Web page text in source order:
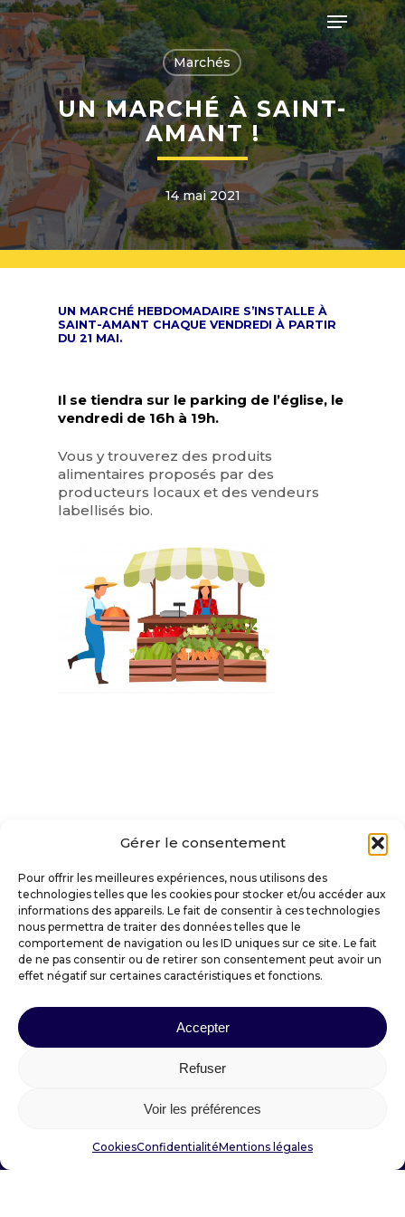
Gérer le consentement
Pour offrir les meilleures expériences, nous utilisons des
technologies telles que les cookies pour stocker et/ou accéder aux
informations des appareils. Le fait de consentir à ces technologies
nous permettra de traiter des données telles que le
comportement de navigation ou les ID uniques sur ce site. Le fait
de ne pas consentir ou de retirer son consentement peut avoir un
effet négatif sur certaines caractéristiques et fonctions.
Accepter
Refuser
Voir les préférences
CookiesConfidentialitéMentions légales
Skip
to
main
content
Menu
Marchés
UN MARCHÉ À SAINT-
AMANT !
14 mai 2021
UN MARCHÉ HEBDOMADAIRE S’INSTALLE À
SAINT-AMANT CHAQUE VENDREDI À PARTIR
DU 21 MAI.
Il se tiendra sur le parking de l’église, le
vendredi de 16h à 19h.
Vous y trouverez des produits
alimentaires proposés par des
producteurs locaux et des vendeurs
labellisés bio.
VILLE DE SAINT-AMANT-TALLENDE
Place Docteur Darteyre
mairie@saintamanttallende.fr
04 73 39 30 20
Suivez votre mairie :
Close
Menu